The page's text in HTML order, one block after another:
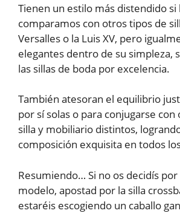
Tienen un estilo más distendido si
comparamos con otros tipos de
Versalles o la Luis XV, pero
elegantes dentro de su simpleza,
las sillas de boda por excelencia.
También atesoran el equilibrio
por sí solas o para conjugarse con
silla y mobiliario distintos,
composición exquisita en todos
Resumiendo… Si no os decidís
modelo, apostad por la silla
estaréis escogiendo un caballo